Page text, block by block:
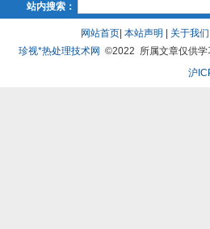
站内搜索：
网站首页| 本站声明 关于我们
珍视*热处理技术网 ©2022 所属文章仅供学
沪